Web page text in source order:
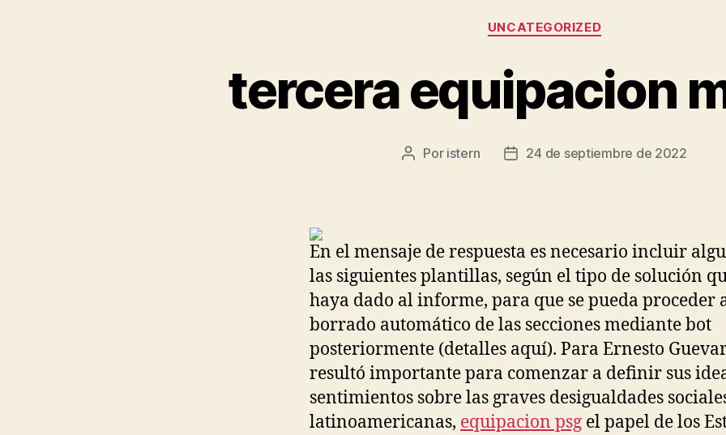
Categorías
UNCATEGORIZED
tercera equipacion
Autor
Por istern
Fecha24 de septiembre de 2022
En el mensaje de respuesta es necesario incluir
las siguientes plantillas, según el tipo de solución
haya dado al informe, para que se pueda proceder
borrado automático de las secciones mediante bot
posteriormente (detalles aquí). Para Ernesto
resultó importante para comenzar a definir sus
sentimientos sobre las graves desigualdades
latinoamericanas, equipacion psg el papel de los